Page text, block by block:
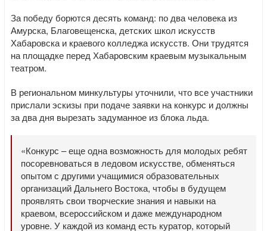
За победу борются десять команд: по два человека из
Амурска, Благовещенска, детских школ искусств
Хабаровска и краевого колледжа искусств. Они трудятся
на площадке перед Хабаровским краевым музыкальным
театром.
В региональном минкультуры уточнили, что все участники
прислали эскизы при подаче заявки на конкурс и должны
за два дня вырезать задуманное из блока льда.
«Конкурс – еще одна возможность для молодых ребят
посоревноваться в ледовом искусстве, обменяться
опытом с другими учащимися образовательных
организаций Дальнего Востока, чтобы в будущем
проявлять свои творческие знания и навыки на
краевом, всероссийском и даже международном
уровне. У каждой из команд есть куратор, который